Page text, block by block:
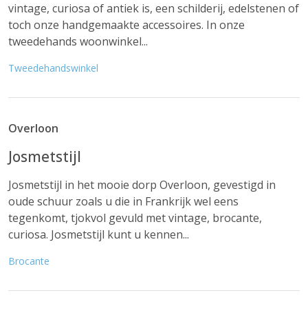
vintage, curiosa of antiek is, een schilderij, edelstenen of
toch onze handgemaakte accessoires. In onze
tweedehands woonwinkel...
Tweedehandswinkel
Overloon
Josmetstijl
Josmetstijl in het mooie dorp Overloon, gevestigd in
oude schuur zoals u die in Frankrijk wel eens
tegenkomt, tjokvol gevuld met vintage, brocante,
curiosa. Josmetstijl kunt u kennen...
Brocante